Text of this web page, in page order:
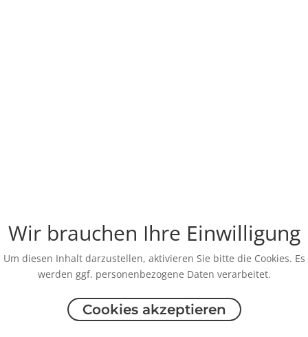
Wir brauchen Ihre Einwilligung
Um diesen Inhalt darzustellen, aktivieren Sie bitte die Cookies. Es
werden ggf. personenbezogene Daten verarbeitet.
Cookies akzeptieren